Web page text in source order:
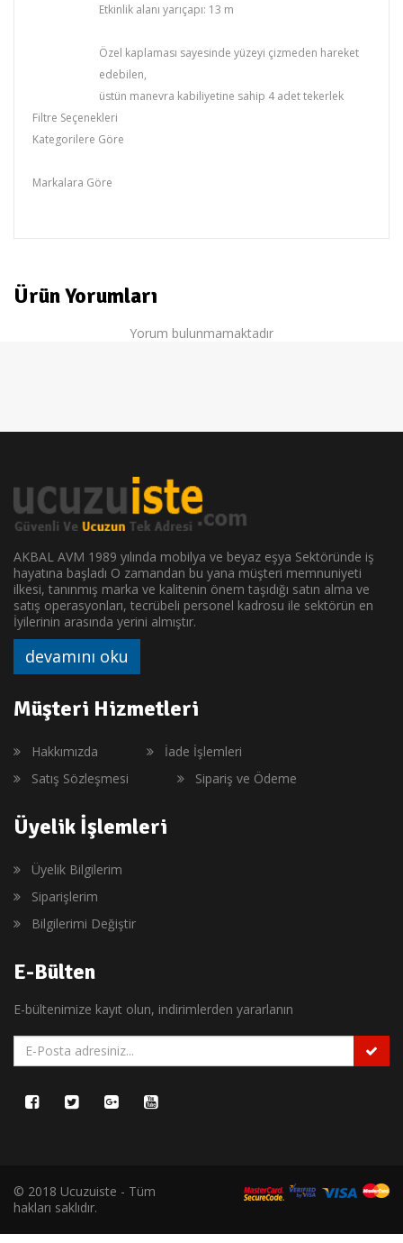
Etkinlik alanı yarıçapı: 13 m
Özel kaplaması sayesinde yüzeyi çizmeden hareket
edebilen,
üstün manevra kabiliyetine sahip 4 adet tekerlek
Filtre Seçenekleri
Kategorilere Göre
Markalara Göre
Ürün Yorumları
Yorum bulunmamaktadır
AKBAL AVM 1989 yılında mobilya ve beyaz eşya Sektöründe iş
hayatına başladı O zamandan bu yana müşteri memnuniyeti
ilkesi, tanınmış marka ve kalitenin önem taşıdığı satın alma ve
satış operasyonları, tecrübeli personel kadrosu ile sektörün en
İyilerinin arasında yerini almıştır.
devamını oku
Müşteri Hizmetleri
Hakkımızda
İade İşlemleri
Satış Sözleşmesi
Sipariş ve Ödeme
Üyelik İşlemleri
Üyelik Bilgilerim
Siparişlerim
Bilgilerimi Değiştir
E-Bülten
E-bültenimize kayıt olun, indirimlerden yararlanın
© 2018 Ucuzuiste - Tüm
hakları saklıdır.